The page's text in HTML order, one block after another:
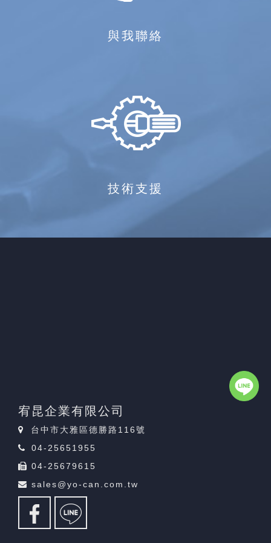
與我聯絡
技術支援
宥昆企業有限公司
台中市大雅區德勝路116號
04-25651955
04-25679615
sales@yo-can.com.tw